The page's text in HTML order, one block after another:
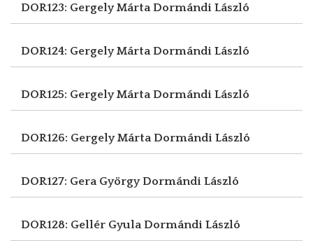
DOR123: Gergely MártaDormándi László
DOR124: Gergely MártaDormándi László
DOR125: Gergely MártaDormándi László
DOR126: Gergely MártaDormándi László
DOR127: Gera GyörgyDormándi László
DOR128: Gellér GyulaDormándi László